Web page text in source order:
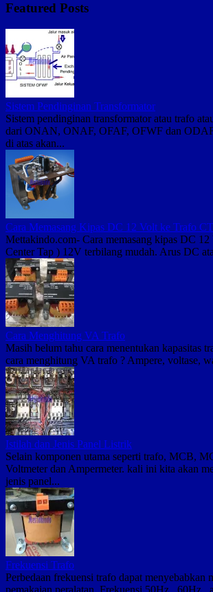
Featured Posts
Sistem Pendinginan Transformator
Sistem pendinginan transformator atau trafo
dari ONAN, ONAF, OFAF, OFWF dan
di atas akan...
Cara Memasang Kipas DC 12 Volt ke Trafo CT
Mettakindo.com- Cara memasang kipas DC
Center Tap ) 12V terbilang mudah. Arus DC
Cara Menghitung VA Trafo
Masih belum tahu cara menentukan kapasitas
cara menghitung VA trafo ? Ampere, voltase,
Istilah dan Jenis Panel Listrik
Selain komponen utama seperti trafo, MCB,
Voltmeter dan Ampermeter. kali ini kita akan
jenis panel...
Frekuensi Trafo
Perbedaan frekuensi trafo dapat menyebabkan
pemakaian peralatan. Frekuensi 50Hz , 60Hz ,